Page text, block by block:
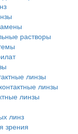
растворы
линзы
линзы
линзы
линз
зрения